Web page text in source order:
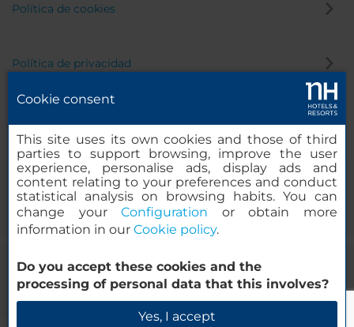
Política de cookies
Política de privacidad
© 2000-2026 MINOR HOTELS EUROPE & AMERICAS Santa Engracia,
120. 28003 Madrid, España
Cookie consent
This site uses its own cookies and those of third
parties to support browsing, improve the user
experience, personalise ads, display ads and
content relating to your preferences and conduct
statistical analysis on browsing habits. You can
change yourConfiguration or obtain more
information in our Cookie policy.
Do you accept these cookies and the
processing of personal data that this involves?
Yes, I accept